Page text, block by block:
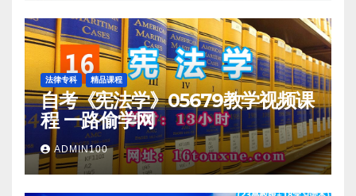
法律专科 精品课程
自考《宪法学》05679教学视频课
程 一路偷学网
ADMIN100